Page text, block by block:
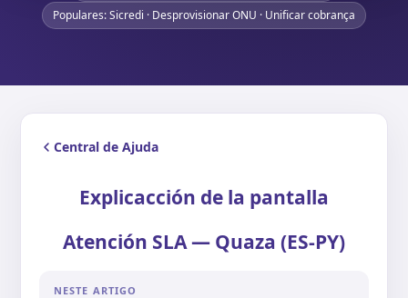
Populares: Sicredi · Desprovisionar ONU · Unificar cobrança
Central de Ajuda
Explicacción de la pantalla
Atención SLA — Quaza (ES-PY)
NESTE ARTIGO